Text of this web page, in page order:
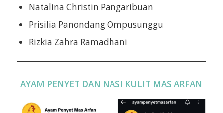
Natalina Christin Pangaribuan
Prisilia Panondang Ompusunggu
Rizkia Zahra Ramadhani
AYAM PENYET DAN NASI KULIT MAS ARFAN